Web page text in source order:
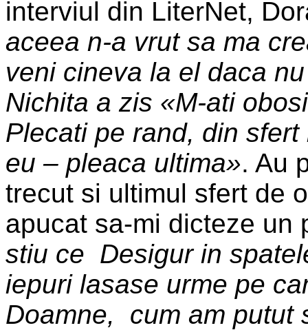
interviul din LiterNet,
aceea n-a vrut sa ma
veni cineva la el daca
Nichita a zis «M-ati
Plecati pe rand, din
eu – pleaca ultima». Au
trecut si ultimul sfert de
apucat sa-mi dicteze un
stiu ce Desigur in
iepuri lasase urme pe
Doamne,
cum am putut